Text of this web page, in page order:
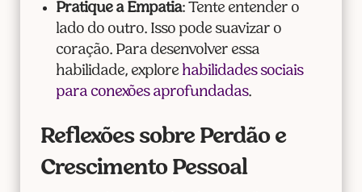
Pratique a Empatia: Tente entender o
lado do outro. Isso pode suavizar o
coração. Para desenvolver essa
habilidade, explore habilidades sociais
para conexões aprofundadas.
Reflexões sobre Perdão e
Crescimento Pessoal